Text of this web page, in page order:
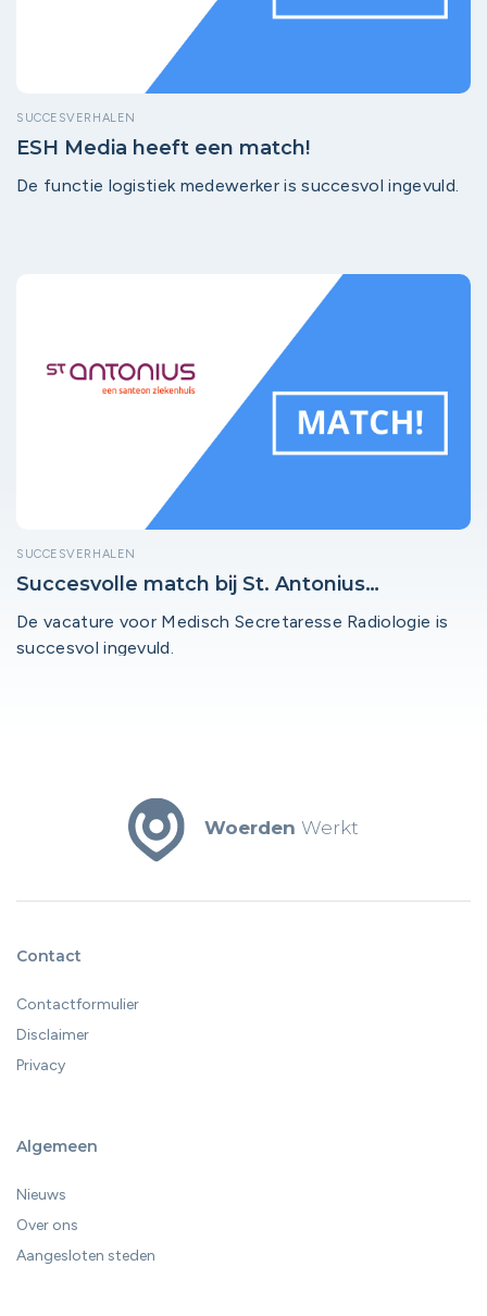
SUCCESVERHALEN
ESH Media heeft een match!
De functie logistiek medewerker is succesvol ingevuld.
SUCCESVERHALEN
Succesvolle match bij St. Antonius
De vacature voor Medisch Secretaresse Radiologie is
succesvol ingevuld.
Woerden Werkt
Contact
Contactformulier
Disclaimer
Privacy
Algemeen
Nieuws
Over ons
Aangesloten steden